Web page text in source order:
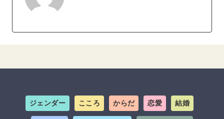
ジェンダー こころ からだ 恋愛 結婚